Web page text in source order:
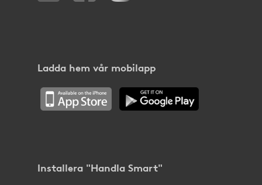
Ladda hem vår mobilapp
Installera "Handla Smart"